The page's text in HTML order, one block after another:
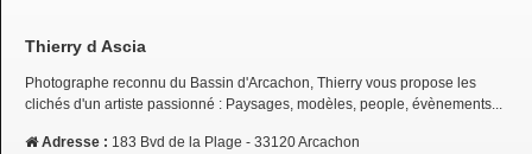
Thierry d Ascia
Photographe reconnu du Bassin d'Arcachon, Thierry vous propose les
clichés d'un artiste passionné : Paysages, modèles, people, évènements...
Adresse : 183 Bvd de la Plage - 33120 Arcachon